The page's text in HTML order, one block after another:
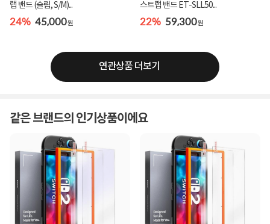
랩 밴드 (슬림, S/M)...
24% 45,000원
스트랩 밴드 ET-SLL50...
22% 59,300원
연관상품 더보기
같은 브랜드의 인기상품이에요